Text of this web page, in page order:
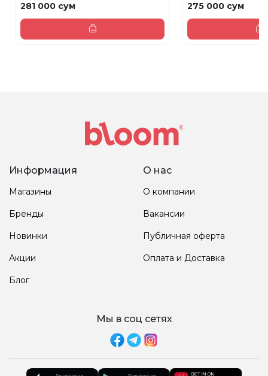
281 000 сум 275 000 сум
Информация
Магазины
Бренды
Новинки
Акции
Блог
О нас
О компании
Вакансии
Публичная оферта
Оплата и Доставка
Мы в соц сетях